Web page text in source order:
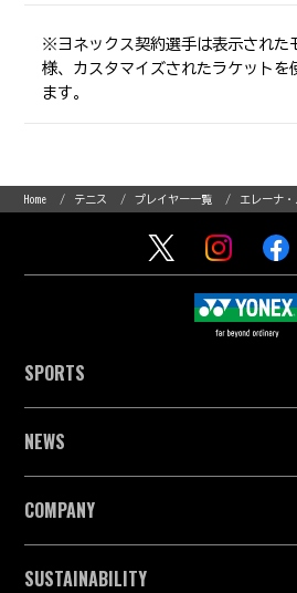
※ヨネックス契約選手は表示された
様、カスタマイズされたラケットを
ます。
Home テニス プレイヤー一覧 エレーナ
SPORTS
NEWS
COMPANY
SUSTAINABILITY